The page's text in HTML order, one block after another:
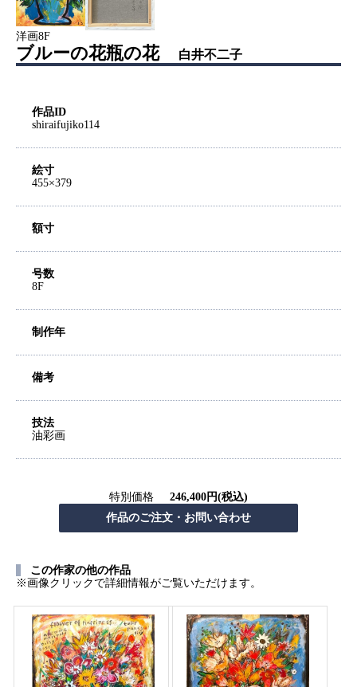
洋画8F
ブルーの花瓶の花 白井不二子
作品ID
shiraifujiko114
絵寸
455×379
額寸
号数
8F
制作年
備考
技法
油彩画
特別価格 246,400円(税込)
この作家の他の作品
※画像クリックで詳細情報がご覧いただけます。